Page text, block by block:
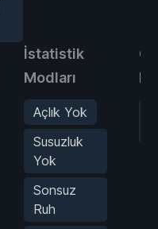
İstatistik
Modları
Açlık Yok
Susuzluk
Yok
Sonsuz
Ruh